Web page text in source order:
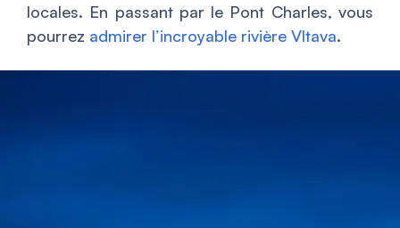
locales. En passant par le Pont Charles, vous
pourrez admirer l’incroyable rivière Vltava.